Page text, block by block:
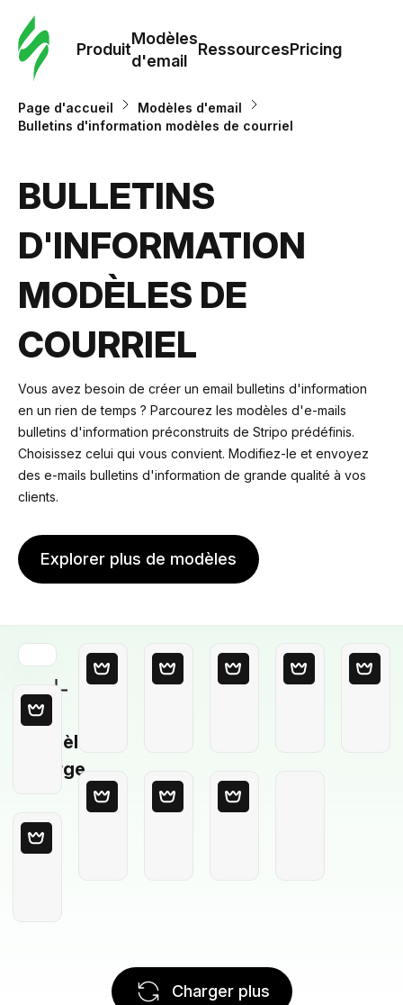
Produit
Modèles
d'email
RessourcesPricing
Page d'accueil
Modèles d'email
Bulletins d'information modèles de courriel
BULLETINS
D'INFORMATION
MODÈLES DE
COURRIEL
Vous avez besoin de créer un email bulletins d'information
en un rien de temps ? Parcourez les modèles d'e-mails
bulletins d'information préconstruits de Stripo prédéfinis.
Choisissez celui qui vous convient. Modifiez-le et envoyez
des e-mails bulletins d'information de grande qualité à vos
clients.
Explorer plus de modèles
Modèle
Vierge
Charger plus